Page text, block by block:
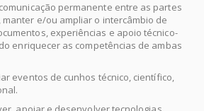
permanente entre as partes
e/ou ampliar o intercâmbio de
experiências e apoio técnico-
enriquecer as competências de ambas
eventos de cunhos técnico, científico,